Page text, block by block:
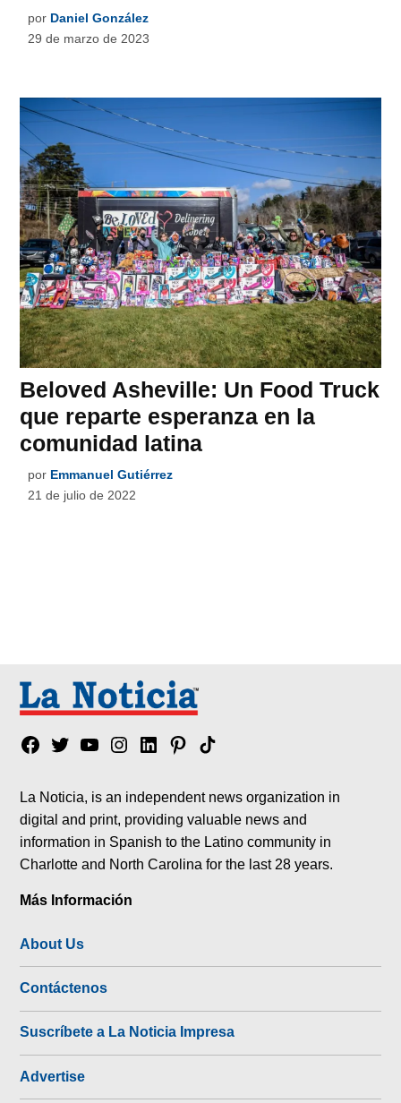
por Daniel González
29 de marzo de 2023
Beloved Asheville: Un Food Truck
que reparte esperanza en la
comunidad latina
por Emmanuel Gutiérrez
21 de julio de 2022
Facebook
TwitterYouTubeInstagram
LinkedinPinterest
Tik
La Noticia, is an independent news organization in
digital and print, providing valuable news and
information in Spanish to the Latino community in
Charlotte and North Carolina for the last 28 years.
Más Información
About Us
Contáctenos
Suscríbete a La Noticia Impresa
Advertise